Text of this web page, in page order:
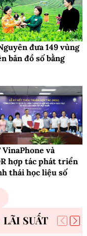
đưa 149 vùng
bản đồ số bằng
VinaPhone và
hợp tác phát triển
thái học liệu số
LÃI SUẤT